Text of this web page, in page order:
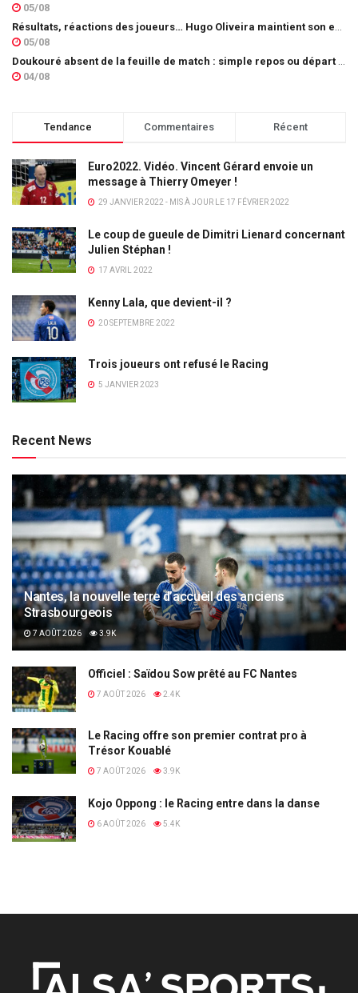
05/08
05/08
04/08
Tendance Commentaires Récent
Euro2022. Vidéo. Vincent Gérard envoie un
message à Thierry Omeyer !
29 JANVIER 2022 - MIS À JOUR LE 17 FÉVRIER 2022
Le coup de gueule de Dimitri Lienard concernant
Julien Stéphan !
17 AVRIL 2022
Kenny Lala, que devient-il ?
20 SEPTEMBRE 2022
Trois joueurs ont refusé le Racing
5 JANVIER 2023
Recent News
Nantes, la nouvelle terre d’accueil des anciens
Strasbourgeois
7 AOÛT 2026 3.9K
Officiel : Saïdou Sow prêté au FC Nantes
7 AOÛT 2026 2.4K
Le Racing offre son premier contrat pro à
Trésor Kouablé
7 AOÛT 2026 3.9K
Kojo Oppong : le Racing entre dans la danse
6 AOÛT 2026 5.4K